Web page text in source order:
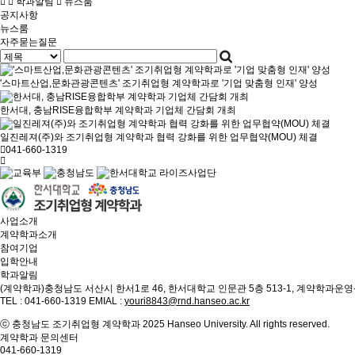
공지사항
뉴스룸
자주묻는질문
'스마트산업,문화관광콘텐츠' 조기취업형 계약학과로 '기업 맞춤형 인재' 양성
한서대, 충남RISE융합학부 계약학과 기업체 간담회 개최
일진레져(주)와 조기취업형 계약학과 협력 강화를 위한 업무협약(MOU) 체결
041-660-1319
사업소개
계약학과소개
참여기업
입학안내
학과알림
(계약학과)충청남도 서산시 한서1로 46, 한서대학교 인문관 5층 513-1, 계약학과운
TEL : 041-660-1319 EMIAL : youri8843@rnd.hanseo.ac.kr
ⓒ 충청남도 조기취업형 계약학과 2025 Hanseo University. All rights reserved.
계약학과 문의센터
041-660-1319